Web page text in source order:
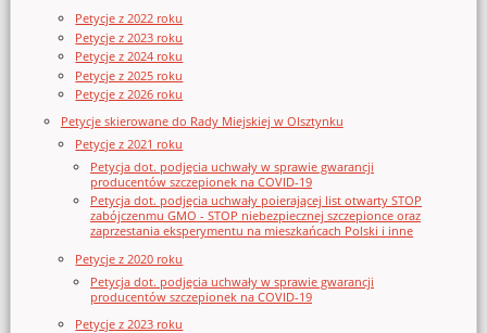
Petycje z 2022 roku
Petycje z 2023 roku
Petycje z 2024 roku
Petycje z 2025 roku
Petycje z 2026 roku
Petycje skierowane do Rady Miejskiej w Olsztynku
Petycje z 2021 roku
Petycja dot. podjęcia uchwały w sprawie gwarancji
producentów szczepionek na COVID-19
Petycja dot. podjęcia uchwały poierającej list otwarty STOP
zabójczenmu GMO - STOP niebezpiecznej szczepionce oraz
zaprzestania eksperymentu na mieszkańcach Polski i inne
Petycje z 2020 roku
Petycja dot. podjęcia uchwały w sprawie gwarancji
producentów szczepionek na COVID-19
Petycje z 2023 roku